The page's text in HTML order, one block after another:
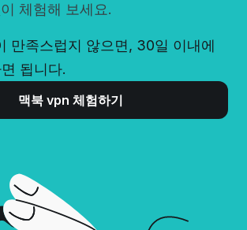
체험해 보세요.
만족스럽지 않으면, 30일 이내에
됩니다.
맥북 vpn 체험하기